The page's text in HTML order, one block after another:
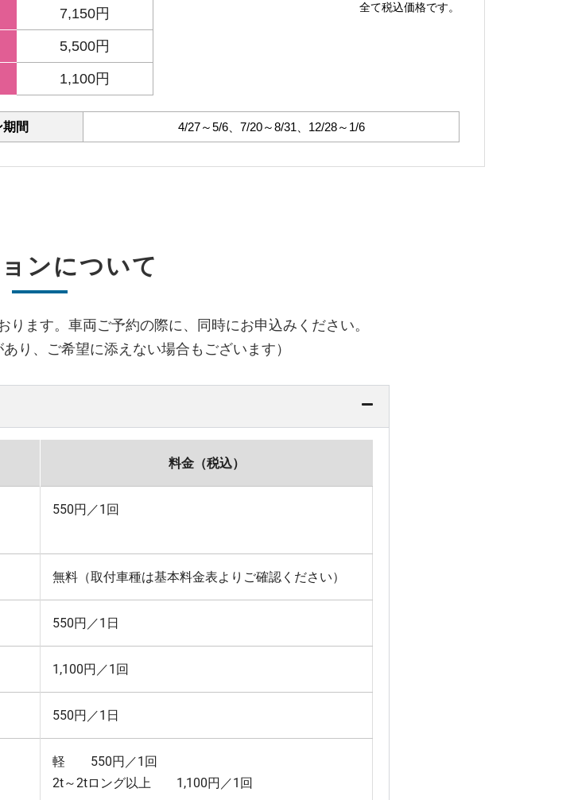
7,150円
5,500円
1,100円
全て税込価格です。
間 4/27～5/6、7/20～8/31、12/28～1/6
ンについて
ます。車両ご予約の際に、同時にお申込みください。
り、ご希望に添えない場合もございます）
料金（税込）
550円／1回
無料（取付車種は基本料金表よりご確認ください）
550円／1日
1,100円／1回
550円／1日
軽 550円／1回
2t～2tロング以上 1,100円／1回